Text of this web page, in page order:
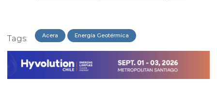
Tags: Acera Energía Geotérmica